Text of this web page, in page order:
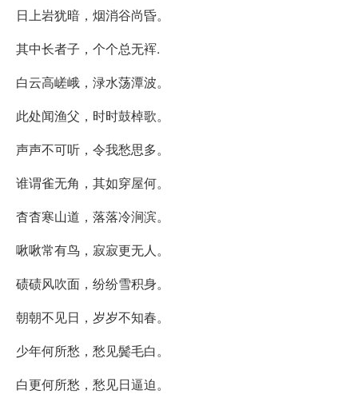
日上岩犹暗，烟消谷尚昏。
其中长者子，个个总无裈.
白云高嵯峨，渌水荡潭波。
此处闻渔父，时时鼓棹歌。
声声不可听，令我愁思多。
谁谓雀无角，其如穿屋何。
杳杳寒山道，落落冷涧滨。
啾啾常有鸟，寂寂更无人。
碛碛风吹面，纷纷雪积身。
朝朝不见日，岁岁不知春。
少年何所愁，愁见鬓毛白。
白更何所愁，愁见日逼迫。